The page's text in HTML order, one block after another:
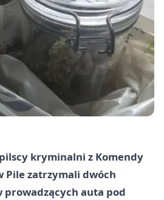
kryminalni z Komendy
Pile zatrzymali dwóch
prowadzących auta pod